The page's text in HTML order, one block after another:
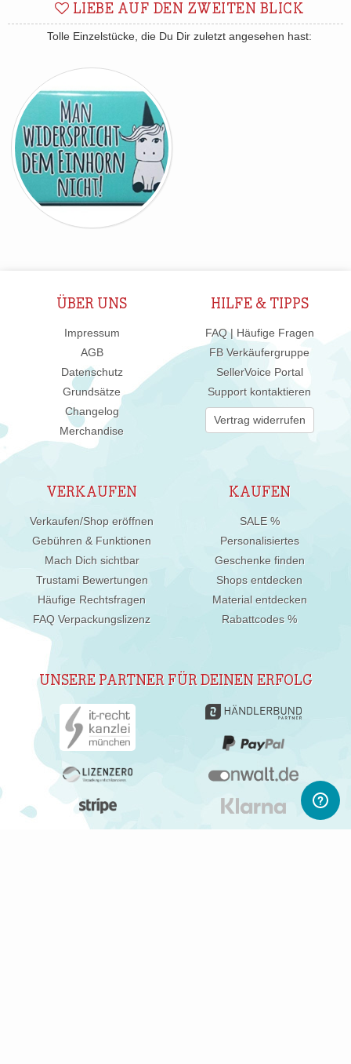
LIEBE AUF DEN ZWEITEN BLICK
Tolle Einzelstücke, die Du Dir zuletzt angesehen hast:
ÜBER UNS
Impressum
AGB
Datenschutz
Grundsätze
Changelog
Merchandise
HILFE & TIPPS
FAQ | Häufige Fragen
FB Verkäufergruppe
SellerVoice Portal
Support kontaktieren
Vertrag widerrufen
VERKAUFEN
Verkaufen/Shop eröffnen
Gebühren & Funktionen
Mach Dich sichtbar
Trustami Bewertungen
Häufige Rechtsfragen
FAQ Verpackungslizenz
KAUFEN
SALE %
Personalisiertes
Geschenke finden
Shops entdecken
Material entdecken
Rabattcodes %
UNSERE PARTNER FÜR DEINEN ERFOLG